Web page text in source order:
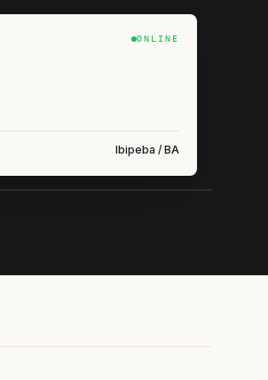
ONLINE
Ibipeba / BA